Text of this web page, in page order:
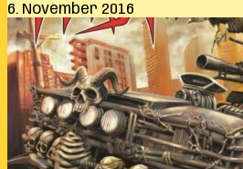
6. November 2016